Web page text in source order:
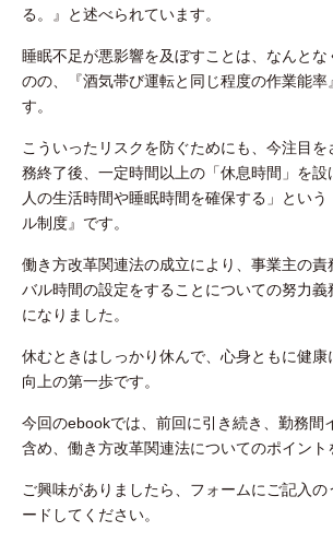
る。』と述べられています。
睡眠不足が悪影響を及ぼすことは、なんとな
のの、『酒気帯び運転と同じ程度の作業能
す。
こういったリスクを防ぐためにも、今注目
務終了後、一定時間以上の「休息時間」を設
人の生活時間や睡眠時間を確保する」とい
ル制度』です。
働き方改革関連法の成立により、事業主の責
バル時間の設定をすることについての努力義
になりました。
休むときはしっかり休んで、心身ともに健康
向上の第一歩です。
今回のebookでは、前回に引き続き、勤務間
含め、働き方改革関連法についてのポイント
ご興味がありましたら、フォームにご記入の
ードしてください。